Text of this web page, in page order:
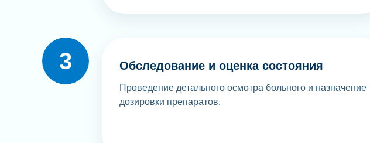
Обследование и оценка состояния
Проведение детального осмотра больного и назначение
дозировки препаратов.